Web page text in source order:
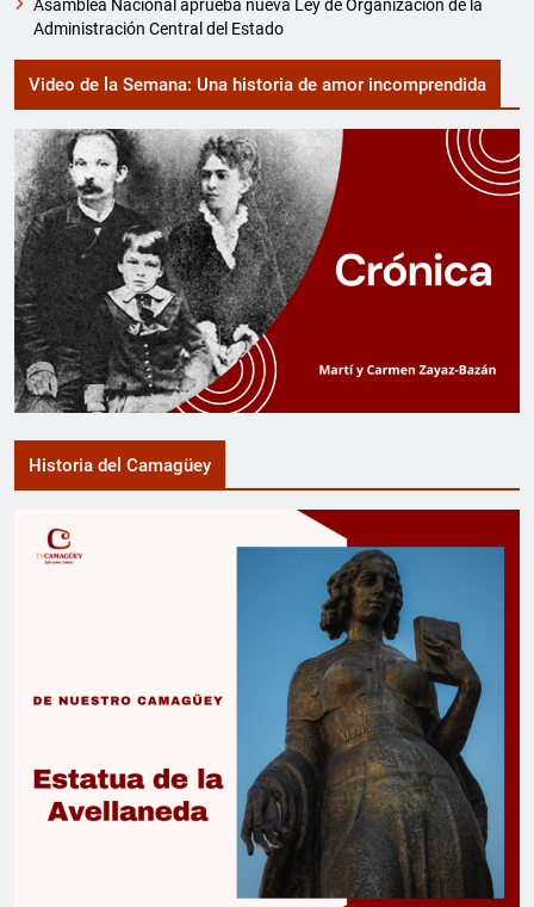
Asamblea Nacional aprueba nueva Ley de Organización de la
Administración Central del Estado
Video de la Semana: Una historia de amor incomprendida
Historia del Camagüey